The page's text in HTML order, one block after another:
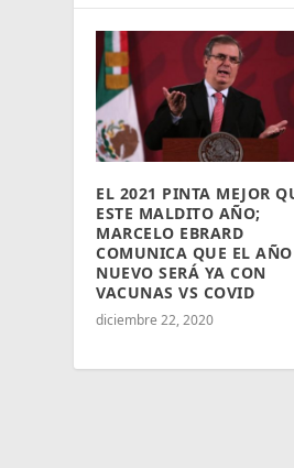
EL 2021 PINTA MEJOR
ESTE MALDITO AÑO;
MARCELO EBRARD
COMUNICA QUE EL AÑO
NUEVO SERÁ YA CON
VACUNAS VS COVID
diciembre 22, 2020